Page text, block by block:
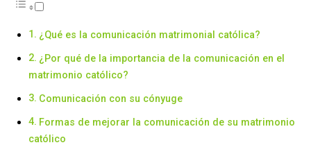
¿Qué es la comunicación matrimonial católica?
¿Por qué de la importancia de la comunicación en el
matrimonio católico?
Comunicación con su cónyuge
Formas de mejorar la comunicación de su matrimonio
católico